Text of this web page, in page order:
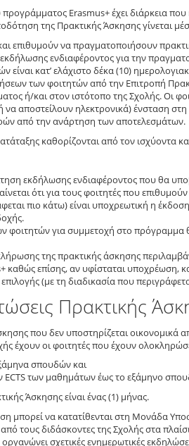
Erasmus+ έχει διάρκεια
της Πρακτικής Άσκησης γίνεται
και επιθυμούν να πραγματοποιήσουν
ενδιαφέροντος για την
είναι κατ’ ελάχιστο δέκα (10)
των φοιτητών από την Επιτροπή
ή/και στον ιστότοπο της Σχολής. Οι
αποστείλουν ηλεκτρονικά) ένσταση
από την ανάρτηση των αποτελεσμάτων.
καθορίζονται από τον
εκδήλωσης ενδιαφέροντος που θα
ότι για τους φοιτητές που
πιο κάτω) είναι υποχρεωτική η
φοιτητών για συμμετοχή στο πρόγραμμα
της πρακτικής άσκησης
καθώς επίσης, αν υφίσταται υποχρέωση,
(με τη διαδικασία που
Πρακτικής
που δεν υποστηρίζεται
έχουν οι φοιτητές που έχουν
σπουδών και
ECTS των μαθημάτων έως το εξάμηνο
Άσκησης είναι ένας (1) μήνας.
μπορεί να κατατίθενται στη Μονάδα
τους διδάσκοντες της Σχολής στα
σχετικές ενημερωτικές